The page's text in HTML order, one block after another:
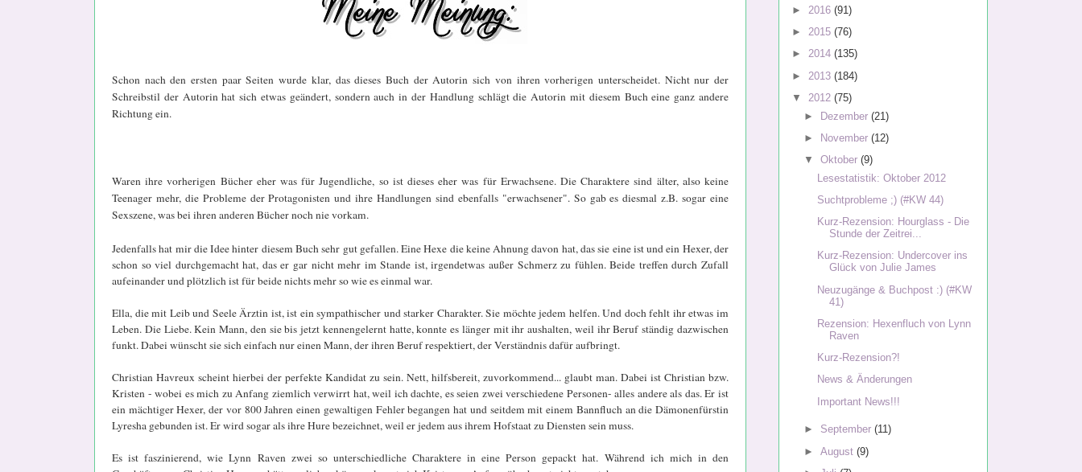
Schon nach den ersten paar Seiten wurde klar, das dieses Buch der Autorin sich von ihren vorherigen unterscheidet. Nicht nur der
Schreibstil der Autorin hat sich etwas geändert, sondern auch in der Handlung schlägt die Autorin mit diesem Buch eine ganz andere
Richtung ein.
Waren ihre vorherigen Bücher eher was für Jugendliche, so ist dieses eher was für Erwachsene. Die Charaktere sind älter, also keine
Teenager mehr, die Probleme der Protagonisten und ihre Handlungen sind ebenfalls "erwachsener". So gab es diesmal z.B. sogar eine
Sexszene, was bei ihren anderen Bücher noch nie vorkam.
Jedenfalls hat mir die Idee hinter diesem Buch sehr gut gefallen. Eine Hexe die keine Ahnung davon hat, das sie eine ist und ein Hexer, der
schon so viel durchgemacht hat, das er gar nicht mehr im Stande ist, irgendetwas außer Schmerz zu fühlen. Beide treffen durch Zufall
aufeinander und plötzlich ist für beide nichts mehr so wie es einmal war.
Ella, die mit Leib und Seele Ärztin ist, ist ein sympathischer und starker Charakter. Sie möchte jedem helfen. Und doch fehlt ihr etwas im
Leben. Die Liebe. Kein Mann, den sie bis jetzt kennengelernt hatte, konnte es länger mit ihr aushalten, weil ihr Beruf ständig dazwischen
funkt. Dabei wünscht sie sich einfach nur einen Mann, der ihren Beruf respektiert, der Verständnis dafür aufbringt.
Christian Havreux scheint hierbei der perfekte Kandidat zu sein. Nett, hilfsbereit, zuvorkommend... glaubt man. Dabei ist Christian bzw.
Kristen - wobei es mich zu Anfang ziemlich verwirrt hat, weil ich dachte, es seien zwei verschiedene Personen- alles andere als das. Er ist
ein mächtiger Hexer, der vor 800 Jahren einen gewaltigen Fehler begangen hat und seitdem mit einem Bannfluch an die Dämonenfürstin
Lyresha gebunden ist. Er wird sogar als ihre Hure bezeichnet, weil er jedem aus ihrem Hofstaat zu Diensten sein muss.
Es ist faszinierend, wie Lynn Raven zwei so unterschiedliche Charaktere in eine Person gepackt hat. Während ich mich in den
► 2016 (91)
► 2015 (76)
► 2014 (135)
► 2013 (184)
▼ 2012 (75)
► Dezember(21)
►
November(12)
▼Oktober(9)
Lesestatistik: Oktober 2012
Suchtprobleme ;) (#KW 44)
Kurz-Rezension: Hourglass - Die
Stunde der Zeitrei...
Kurz-Rezension: Undercover ins
Glück von Julie James
Neuzugänge & Buchpost :) (#KW
41)
Rezension: Hexenfluch von Lynn
Raven
Kurz-Rezension?!
News & Änderungen
Important News!!!
► September(11)
►August(9)